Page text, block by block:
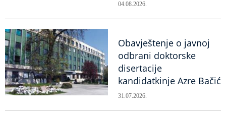
04.08.2026.
Obavještenje o javnoj
odbrani doktorske
disertacije
kandidatkinje Azre Bačić
31.07.2026.